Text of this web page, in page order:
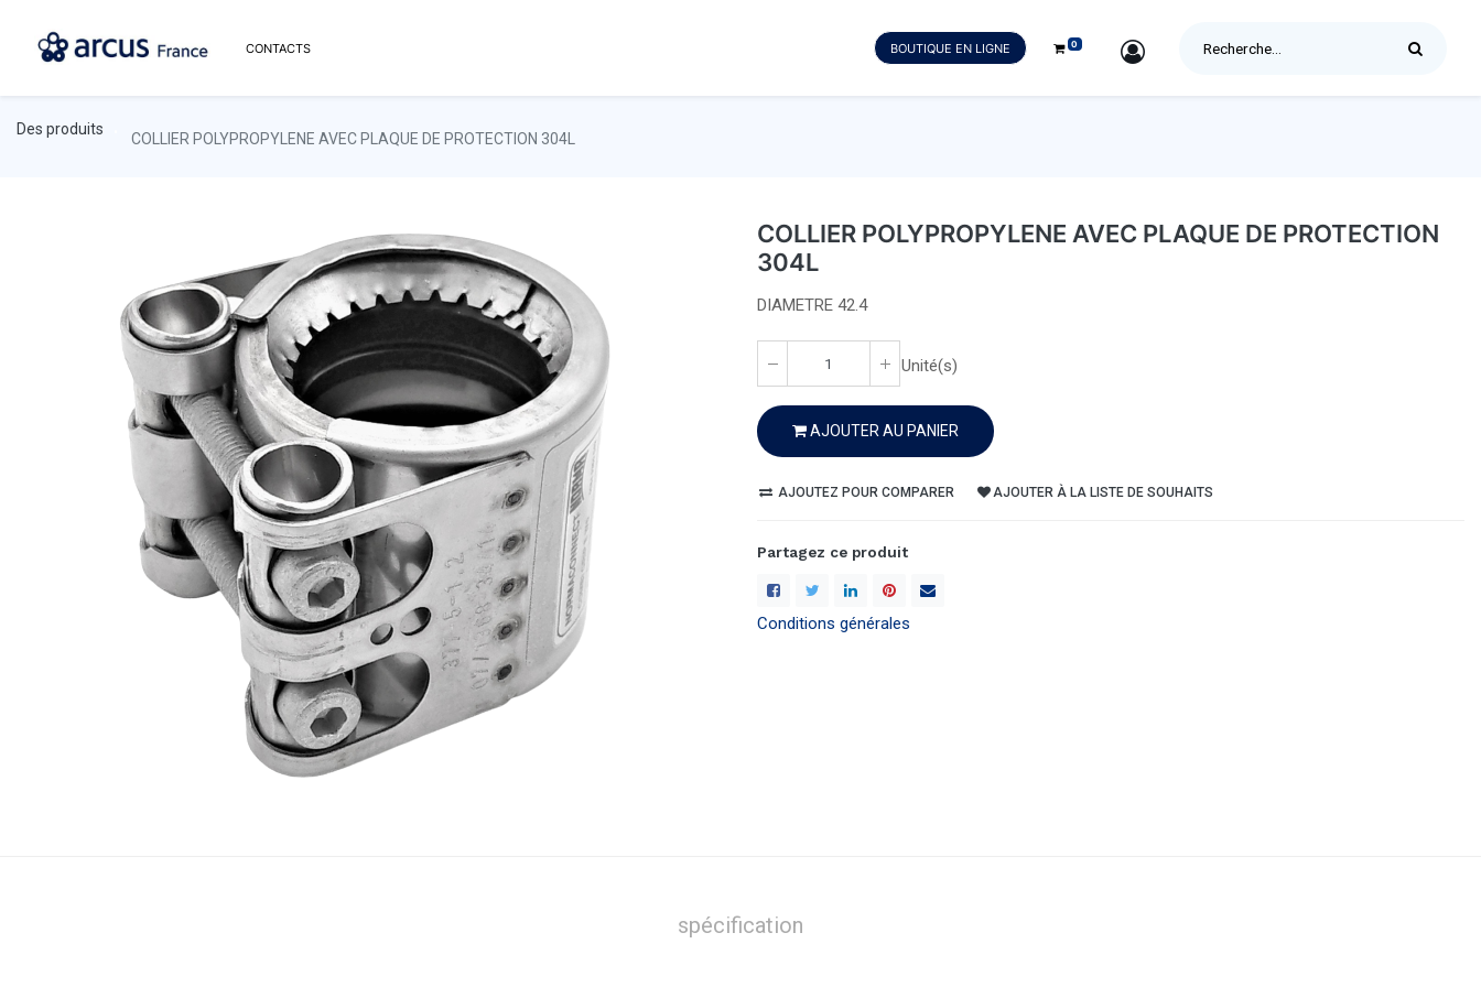
CONTACTS BOUTIQUE EN LIGNE 0 SIGN IN
Des produits
COLLIER POLYPROPYLENE AVEC PLAQUE DE PROTECTION 304L
COLLIER POLYPROPYLENE AVEC PLAQUE DE PROTECTION
304L
DIAMETRE 42.4
Unité(s)
AJOUTER AU PANIER
AJOUTEZ POUR COMPARER AJOUTER À LA LISTE DE SOUHAITS
Partagez ce produit
Conditions générales
spécification